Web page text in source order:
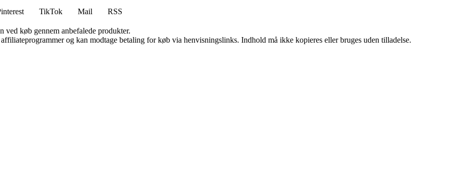
TikTok Mail
RSS
køb gennem anbefalede produkter.
og kan modtage betaling for køb via henvisningslinks. Indhold må ikke kopieres eller bruges uden tilladelse.